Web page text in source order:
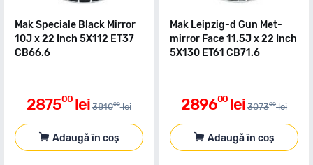
Mak Speciale Black Mirror
10J x 22 Inch 5X112 ET37
CB66.6
287500 lei 381000 lei
Adaugă în coș
Mak Leipzig-d Gun Met-
mirror Face 11.5J x 22 Inch
5X130 ET61 CB71.6
289600 lei 307300 lei
Adaugă în coș